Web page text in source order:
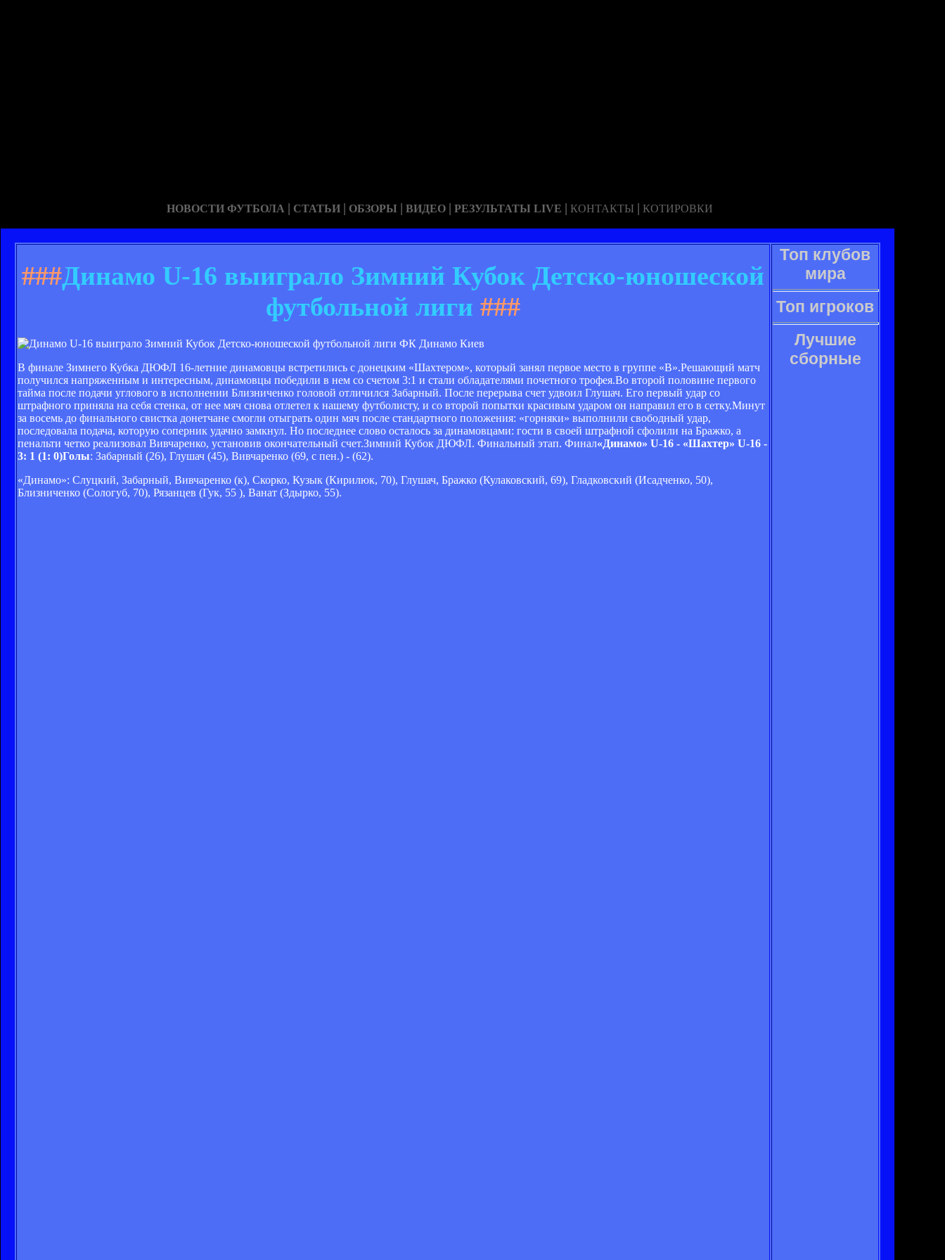
НОВОСТИ ФУТБОЛА | СТАТЬИ | ОБЗОРЫ | ВИДЕО | РЕЗУЛЬТАТЫ LIVE | КОНТАКТЫ | КОТИРОВКИ
###Динамо U-16 выиграло Зимний Кубок Детско-юношеской
футбольной лиги ###
ФК Динамо Киев
В финале Зимнего Кубка ДЮФЛ 16-летние динамовцы встретились с донецким «Шахтером», который занял первое место в группе «В».Решающий матч
получился напряженным и интересным, динамовцы победили в нем со счетом 3:1 и стали обладателями почетного трофея.Во второй половине первого
тайма после подачи углового в исполнении Близниченко головой отличился Забарный. После перерыва счет удвоил Глушач. Его первый удар со
штрафного приняла на себя стенка, от нее мяч снова отлетел к нашему футболисту, и со второй попытки красивым ударом он направил его в сетку.Минут
за восемь до финального свистка донетчане смогли отыграть один мяч после стандартного положения: «горняки» выполнили свободный удар,
последовала подача, которую соперник удачно замкнул. Но последнее слово осталось за динамовцами: гости в своей штрафной сфолили на Бражко, а
пенальти четко реализовал Вивчаренко, установив окончательный счет.Зимний Кубок ДЮФЛ. Финальный этап. Финал«Динамо» U-16 - «Шахтер» U-16 -
3: 1 (1: 0)Голы: Забарный (26), Глушач (45), Вивчаренко (69, с пен.) - (62).
«Динамо»: Слуцкий, Забарный, Вивчаренко (к), Скорко, Кузык (Кирилюк, 70), Глушач, Бражко (Кулаковский, 69), Гладковский (Исадченко, 50),
Близниченко (Сологуб, 70), Рязанцев (Гук, 55 ), Ванат (Здырко, 55).
Топ клубов
мира
Топ игроков
Лучшие
сборные